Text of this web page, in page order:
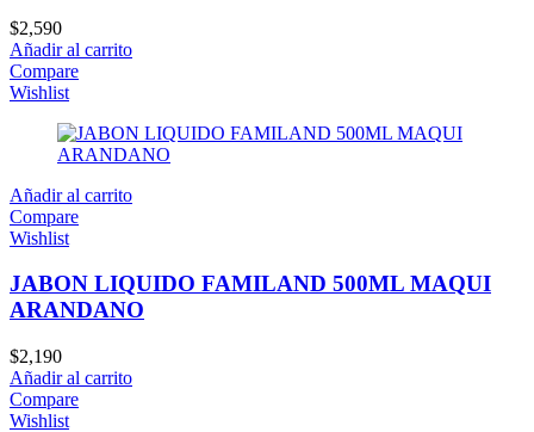
$2,590
Añadir al carrito
Compare
Wishlist
Añadir al carrito
Compare
Wishlist
JABON LIQUIDO FAMILAND 500ML MAQUI
ARANDANO
$2,190
Añadir al carrito
Compare
Wishlist